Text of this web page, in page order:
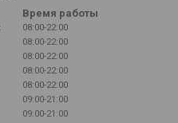
Время работы
08:00-22:00
08:00-22:00
08:00-22:00
08:00-22:00
08:00-22:00
09:00-21:00
09:00-21:00